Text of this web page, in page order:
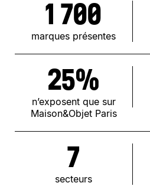
1 700
marques présentes
25%
n’exposent que sur
Maison&Objet Paris
7
secteurs